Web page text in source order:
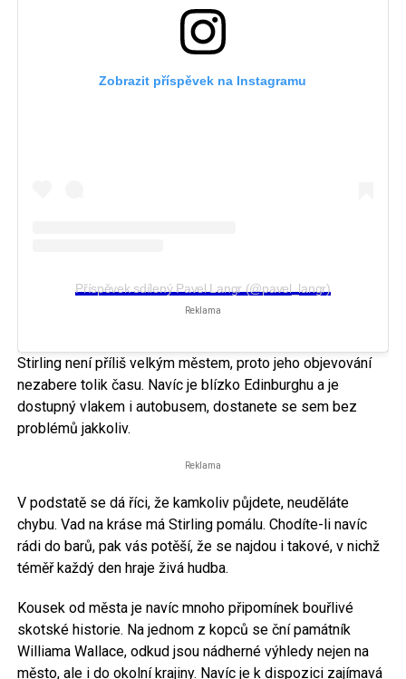
Zobrazit příspěvek na Instagramu
Příspěvek sdílený Pavel Langr (@pavel_langr)
Reklama
Stirling není příliš velkým městem, proto jeho objevování
nezabere tolik času. Navíc je blízko Edinburghu a je
dostupný vlakem i autobusem, dostanete se sem bez
problémů jakkoliv.
Reklama
V podstatě se dá říci, že kamkoliv půjdete, neuděláte
chybu. Vad na kráse má Stirling pomálu. Chodíte-li navíc
rádi do barů, pak vás potěší, že se najdou i takové, v nichž
téměř každý den hraje živá hudba.
Kousek od města je navíc mnoho připomínek bouřlivé
skotské historie. Na jednom z kopců se ční památník
Williama Wallace, odkud jsou nádherné výhledy nejen na
město, ale i do okolní krajiny. Navíc je k dispozici zajímavá